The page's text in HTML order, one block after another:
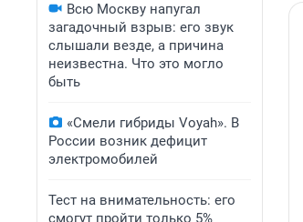
Всю Москву напугал
загадочный взрыв: его звук
слышали везде, а причина
неизвестна. Что это могло
быть
«Смели гибриды Voyah». В
России возник дефицит
электромобилей
Тест на внимательность: его
смогут пройти только 5%